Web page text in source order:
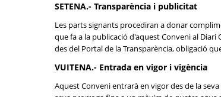
SETENA.- Transparència i publicitat
Les parts signants procediran a donar
que fa a la publicació d'aquest Conveni al Diari
des del Portal de la Transparència, obligació
VUITENA.- Entrada en vigor i vigència
Aquest Conveni entrarà en vigor des de la